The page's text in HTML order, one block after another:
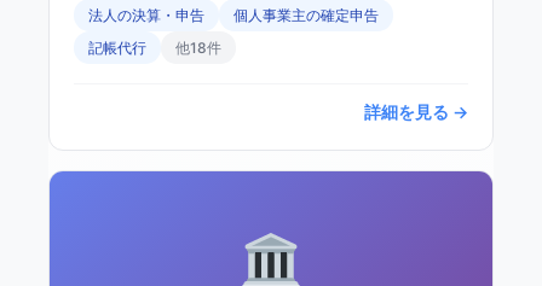
法人の決算・申告
個人事業主の確定申告
記帳代行
他18件
詳細を見る →